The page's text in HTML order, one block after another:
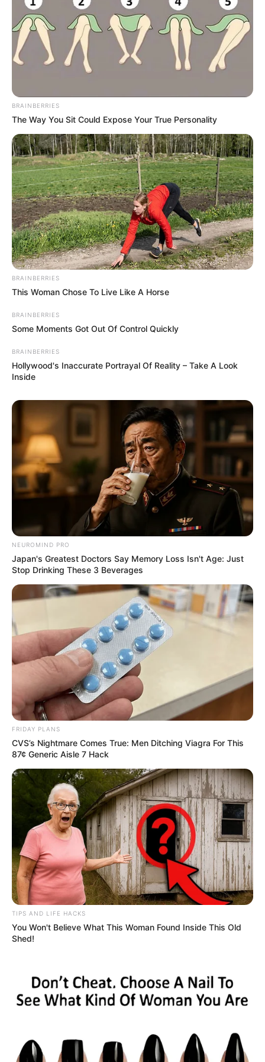
sont annoncés et validés officiellement par le PMU.
Base Turf solide et logique du
Tiercé Quinté du jour
La base turf logique et incontournable du Tiercé
Quarté Quinté du jour, soit des chevaux parmi les
plus cités de la presse du Turf d’où on l’espère une
véritable base fiable et logique.
6 RUE DE L’AUDE
2 MARELIE
Pronostic Quinté en 6 chevaux
8 HELLES
4 AUTHODIDACTE
BRAINBERRIES
The Way You Sit Could Expose Your True Personality
BRAINBERRIES
This Woman Chose To Live Like A Horse
BRAINBERRIES
Some Moments Got Out Of Control Quickly
BRAINBERRIES
Hollywood's Inaccurate Portrayal Of Reality – Take A Look
Inside
NEUROMIND PRO
Japan's Greatest Doctors Say Memory Loss Isn't Age: Just
Stop Drinking These 3 Beverages
FRIDAY PLANS
CVS’s Nightmare Comes True: Men Ditching Viagra For This
87¢ Generic Aisle 7 Hack
TIPS AND LIFE HACKS
You Won't Believe What This Woman Found Inside This Old
Shed!